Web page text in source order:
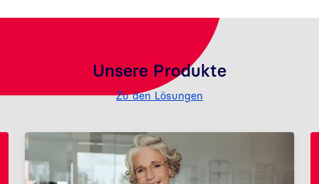
Unsere Produkte
Zu den Lösungen